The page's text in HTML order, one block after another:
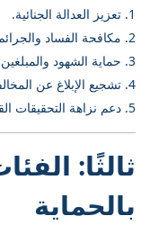
تعزيز العدالة الجنائية.
مكافحة الفساد
حماية الشهود
تشجيع الإبلاغ عن
دعم نزاهة التحقيقات
ثالثًا:
بالحماية